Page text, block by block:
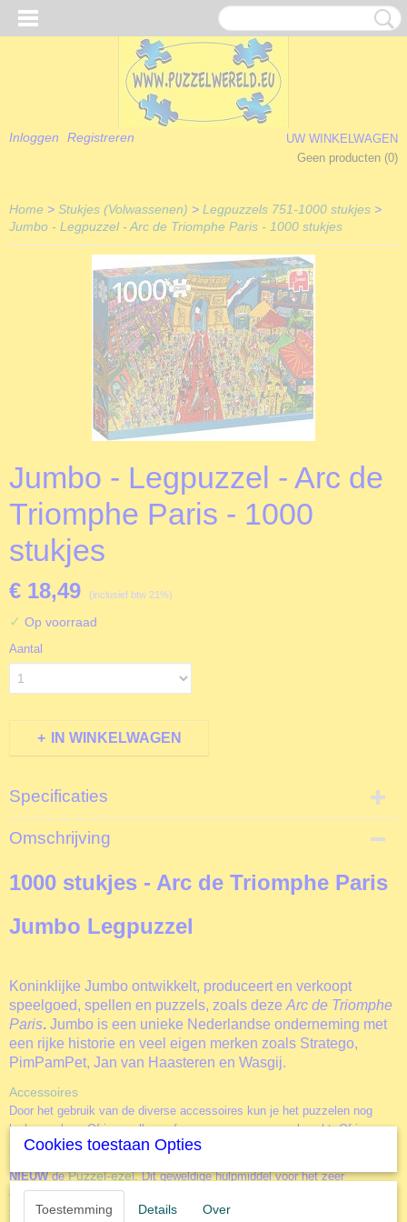
Inloggen Registreren
UW WINKELWAGEN
Geen producten (0)
Home > Stukjes (Volwassenen) > Legpuzzels 751-1000 stukjes >
Jumbo - Legpuzzel - Arc de Triomphe Paris - 1000 stukjes
Jumbo - Legpuzzel - Arc de
Triomphe Paris - 1000
stukjes
€ 18,49 (inclusief btw 21%)
✓ Op voorraad
Aantal
IN WINKELWAGEN
Specificaties
Productcode
J18564
8710126185643
Jumbo
Omschrijving
1000 stukjes - Arc de Triomphe Paris
Jumbo Legpuzzel
Koninklijke Jumbo ontwikkelt, produceert en verkoopt
speelgoed, spellen en puzzels, zoals deze Arc de Triomphe
Paris. Jumbo is een unieke Nederlandse onderneming met
een rijke historie en veel eigen merken zoals Stratego,
PimPamPet, Jan van Haasteren en Wasgij.
Accessoires
Door het gebruik van de diverse accessoires kun je het puzzelen nog
leuker maken. Of je nu alleen of samen aan een puzzel werkt. Of je
puzzels vaker wil maken of juist aan de muur wil hangen.
NIEUWdePuzzel-ezel. Dit geweldige hulpmiddel voor het zeer
comfortabel in elkaar leggen van een legpuzzel. Door een rechtere
zithoudng wordt het puzelen ook voor degene die wat sneller last krijgen
Cookies toestaan Opties
Toestemming Details Over